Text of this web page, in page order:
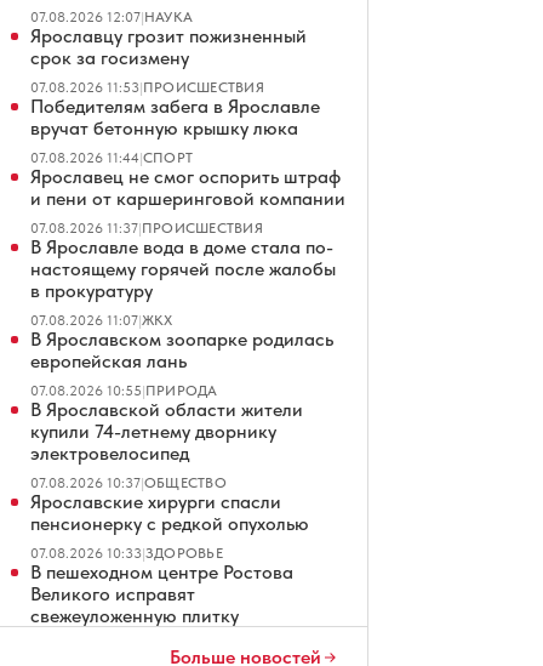
07.08.2026 12:07|НАУКА
Ярославцу грозит пожизненный
срок за госизмену
07.08.2026 11:53|ПРОИСШЕСТВИЯ
Победителям забега в Ярославле
вручат бетонную крышку люка
07.08.2026 11:44|СПОРТ
Ярославец не смог оспорить штраф
и пени от каршеринговой компании
07.08.2026 11:37|ПРОИСШЕСТВИЯ
В Ярославле вода в доме стала по-
настоящему горячей после жалобы
в прокуратуру
07.08.2026 11:07|ЖКХ
В Ярославском зоопарке родилась
европейская лань
07.08.2026 10:55|ПРИРОДА
В Ярославской области жители
купили 74-летнему дворнику
электровелосипед
07.08.2026 10:37|ОБЩЕСТВО
Ярославские хирурги спасли
пенсионерку с редкой опухолью
07.08.2026 10:33|ЗДОРОВЬЕ
В пешеходном центре Ростова
Великого исправят
свежеуложенную плитку
Больше новостей